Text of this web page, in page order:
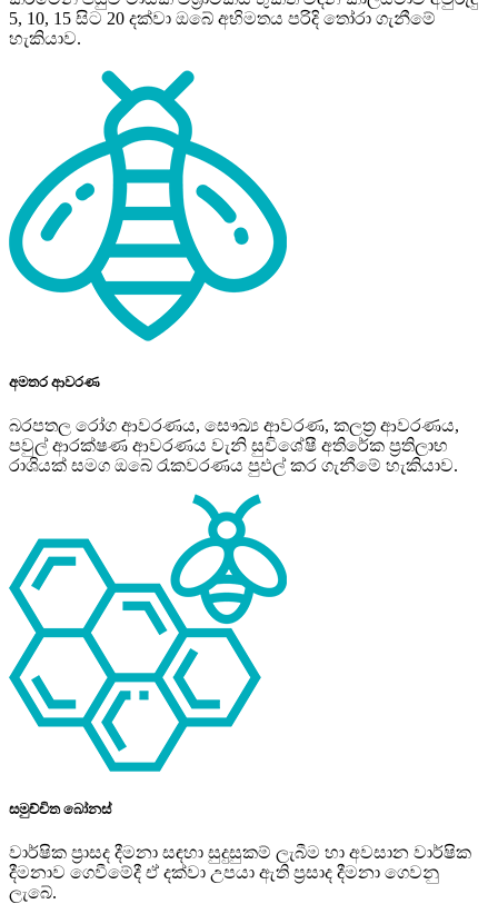
5, 10, 15 සිට 20 දක්වා ඔබේ අභිමතය පරිදි තෝරා ගැනීමේ
හැකියාව.
අමතර ආවරණ
බරපතල රෝග ආවරණය, සෞඛ්‍ය ආවරණ, කලත්‍ර ආවරණය,
පවුල් ආරක්ෂණ ආවරණය වැනි සුවිශේෂී අතිරේක ප‍්‍රතිලාභ
රාශියක් සමග ඔබේ රැකවරණය පුඵල් කර ගැනීමේ හැකියාව.
සමුච්චිත බෝනස්
වාර්ෂික ප්‍රාසද දීමනා සඳහා සුදුසුකම් ලැබීම හා අවසාන වාර්ෂික
දීමනාව ගෙවීමේදී ඒ දක්වා උපයා ඇති ප‍්‍රසාද දීමනා ගෙවනු
ලැබේ.